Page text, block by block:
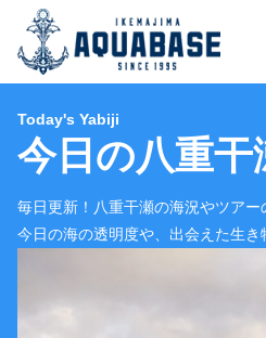
Today's Yabiji
今日の八重干
毎日更新！八重干瀬の海況やツアー
今日の海の透明度や、出会えた生き